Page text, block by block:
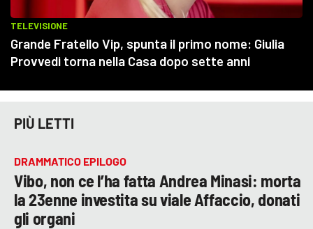
PIÙ LETTI
DRAMMATICO EPILOGO
Vibo, non ce l’ha fatta Andrea Minasi: morta
la 23enne investita su viale Affaccio, donati
gli organi